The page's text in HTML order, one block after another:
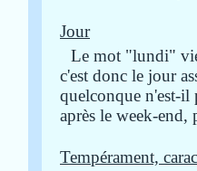
Jour
Le mot "lundi"
c'est donc le jour
quelconque n'est-
après le week-
Tempérament,